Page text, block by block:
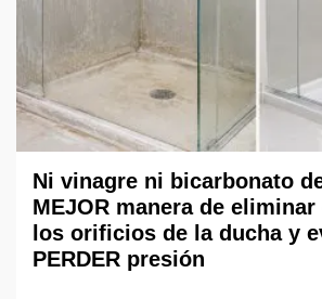
Ni vinagre ni bicarbonato
MEJOR manera de
los orificios de la ducha y
PERDER presión